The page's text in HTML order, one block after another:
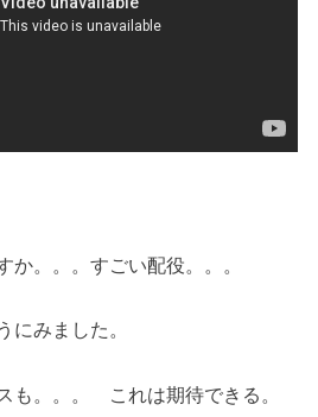
か。。。すごい配役。。。
にみました。
も。。。 これは期待できる。